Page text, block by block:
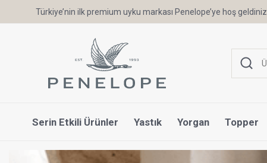
Türkiye’nin ilk premium uyku markası Penelope’ye hoş geldiniz.
Serin Etkili Ürünler Yastık Yorgan Topper